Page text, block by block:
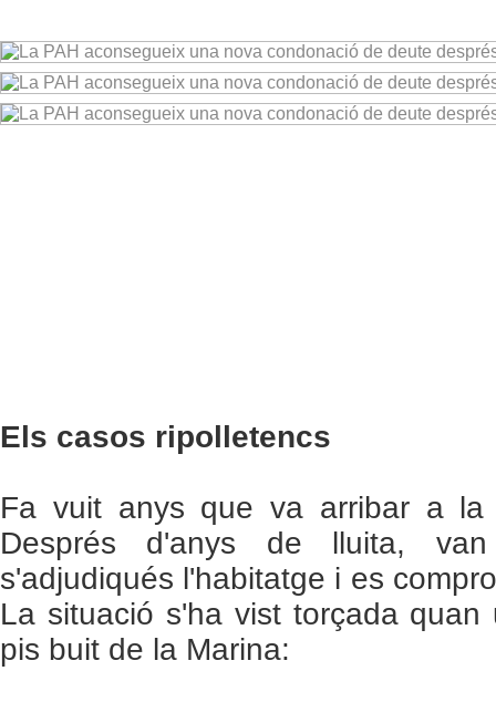
Els casos ripolletencs
Fa vuit anys que va arribar a
Després d'anys de lluita,
s'adjudiqués l'habitatge i es
La situació s'ha vist torçada quan
pis buit de la Marina: